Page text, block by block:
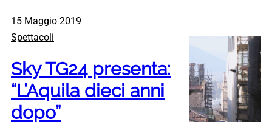
15 Maggio 2019
Spettacoli
Sky TG24 presenta:
“L’Aquila dieci anni
dopo”